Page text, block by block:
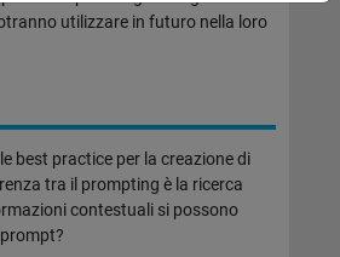
utilizzare in futuro nella loro
best practice per la creazione di
tra il prompting è la ricerca
contestuali si possono